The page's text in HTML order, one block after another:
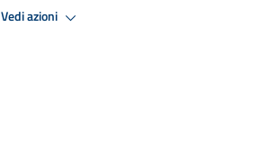
Vedi azioni